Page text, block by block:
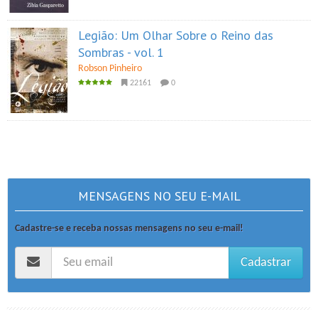
Legião: Um Olhar Sobre o Reino das
Sombras - vol. 1
Robson Pinheiro
22161 0
MENSAGENS NO SEU E-MAIL
Cadastre-se e receba nossas mensagens no seu e-mail!
Cadastrar